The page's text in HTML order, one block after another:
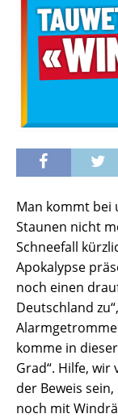
Man kommt bei
Staunen nicht
Schneefall
Apokalypse
noch einen
Deutschland
komme in
Grad“. Hilfe,
der Beweis
noch mit